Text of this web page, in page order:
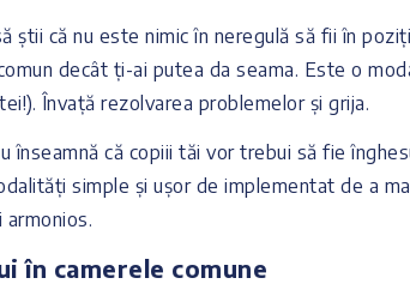
știi că nu este nimic în neregulă să fii în
decât ți-ai putea da seama. Este o
Învață rezolvarea problemelor și grija.
înseamnă că copiii tăi vor trebui să fie
simple și ușor de implementat de a
în camerele comune